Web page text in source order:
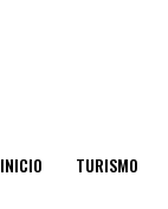
INICIO TURISMO